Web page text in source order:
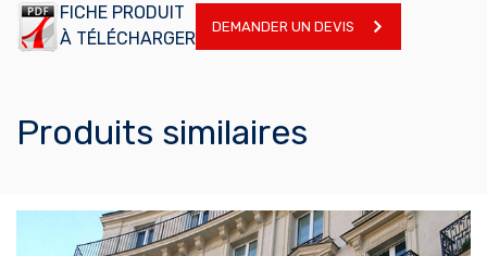
FICHE PRODUIT
À TÉLÉCHARGER
DEMANDER UN DEVIS
Produits similaires